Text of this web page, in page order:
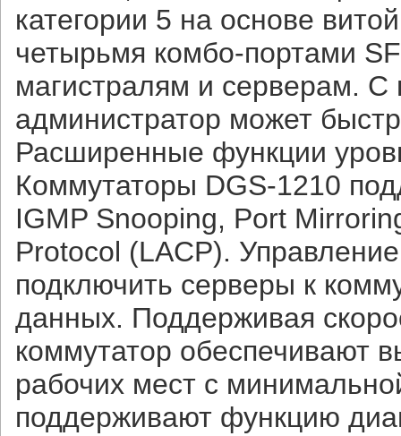
категории 5 на основе
четырьмя комбо-портами
магистралям и серверам.
администратор может
Расширенные функции
Коммутаторы DGS-1210
IGMP Snooping, Port
Protocol (LACP).
подключить серверы к
данных. Поддерживая
коммутатор обеспечивают
рабочих мест с
поддерживают функцию